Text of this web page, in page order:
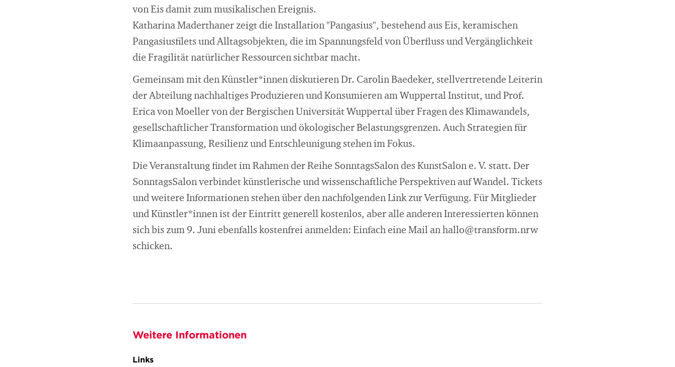
von Eis damit zum musikalischen Ereignis.
Katharina Maderthaner zeigt die Installation "Pangasius", bestehend aus Eis, keramischen
Pangasiusfilets und Alltagsobjekten, die im Spannungsfeld von Überfluss und Vergänglichkeit
die Fragilität natürlicher Ressourcen sichtbar macht.
Gemeinsam mit den Künstler*innen diskutieren Dr. Carolin Baedeker, stellvertretende Leiterin
der Abteilung nachhaltiges Produzieren und Konsumieren am Wuppertal Institut, und Prof.
Erica von Moeller von der Bergischen Universität Wuppertal über Fragen des Klimawandels,
gesellschaftlicher Transformation und ökologischer Belastungsgrenzen. Auch Strategien für
Klimaanpassung, Resilienz und Entschleunigung stehen im Fokus.
Die Veranstaltung findet im Rahmen der Reihe SonntagsSalon des KunstSalon e. V. statt. Der
SonntagsSalon verbindet künstlerische und wissenschaftliche Perspektiven auf Wandel. Tickets
und weitere Informationen stehen über den nachfolgenden Link zur Verfügung. Für Mitglieder
und Künstler*innen ist der Eintritt generell kostenlos, aber alle anderen Interessierten können
sich bis zum 9. Juni ebenfalls kostenfrei anmelden: Einfach eine Mail an hallo@transform.nrw
schicken.
Weitere Informationen
Links